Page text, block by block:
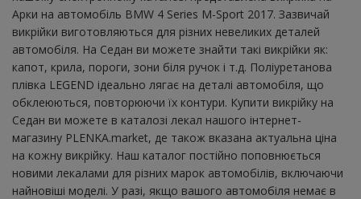
Арки на автомобіль BMW 4 Series M-Sport 2017. Зазвичай
викрійки виготовляються для різних невеликих деталей
автомобіля. На Седан ви можете знайти такі викрійки як:
капот, крила, пороги, зони біля ручок і т.д. Поліуретанова
плівка LEGEND ідеально лягає на деталі автомобіля, що
обклеюються, повторюючи їх контури. Купити викрійку на
Седан ви можете в каталозі лекал нашого інтернет-
магазину PLENKA.market, де також вказана актуальна ціна
на кожну викрійку. Наш каталог постійно поповнюється
новими лекалами для різних марок автомобілів, включаючи
найновіші моделі. У разі, якщо вашого автомобіля немає в